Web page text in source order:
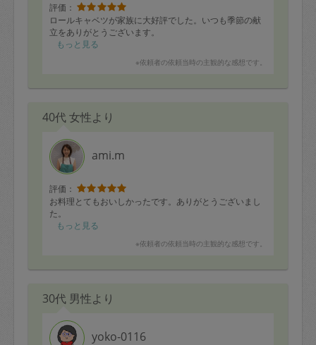
評価：
ロールキャベツが家族に大好評でした。いつも季節の献
立をありがとうございます。
もっと見る
※依頼者の依頼当時の主観的な感想です。
40代 女性より
ami.m
評価：
お料理とてもおいしかったです。ありがとうございまし
た。
もっと見る
※依頼者の依頼当時の主観的な感想です。
30代 男性より
yoko-0116